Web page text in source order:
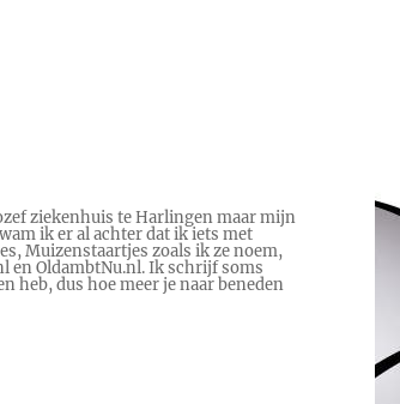
ziekenhuis te Harlingen maar mijn
ik er al achter dat ik iets met
Muizenstaartjes zoals ik ze noem,
en OldambtNu.nl. Ik schrijf soms
heb, dus hoe meer je naar beneden